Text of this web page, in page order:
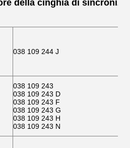
della cinghia di
038 109 244 J
038 109 243
038 109 243 D
038 109 243 F
038 109 243 G
038 109 243 H
038 109 243 N